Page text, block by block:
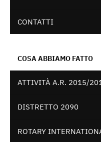
CONTATTI
COSA ABBIAMO FATTO
ATTIVITÀ A.R. 2015/
DISTRETTO 2090
ROTARY